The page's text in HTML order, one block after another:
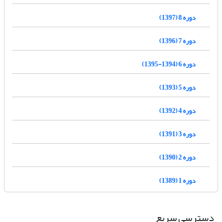
دوره 8 (1397)
دوره 7 (1396)
دوره 6 (1394-1395)
دوره 5 (1393)
دوره 4 (1392)
دوره 3 (1391)
دوره 2 (1390)
دوره 1 (1389)
دسترسی سریع